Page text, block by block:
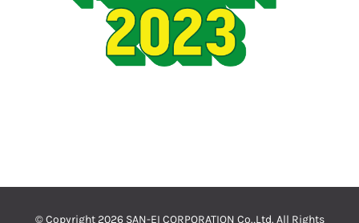
© Copyright 2026 SAN-EI CORPORATION Co.,Ltd. All Rights